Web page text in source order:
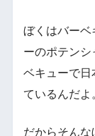
ぼくはバーベ
ーのポテン
ベキューで日
ているんだよ
だからそん